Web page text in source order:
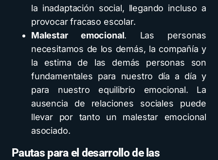
la inadaptación social, llegando incluso a
provocar fracaso escolar.
Malestar emocional. Las personas
necesitamos de los demás, la compañía y
la estima de las demás personas son
fundamentales para nuestro día a día y
para nuestro equilibrio emocional. La
ausencia de relaciones sociales puede
llevar por tanto un malestar emocional
asociado.
Pautas para el desarrollo de las